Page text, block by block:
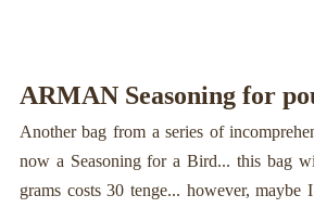
ARMAN Seasoning for
Another bag from a series of
now a Seasoning for a Bird... this bag
grams costs 30 tenge... however,